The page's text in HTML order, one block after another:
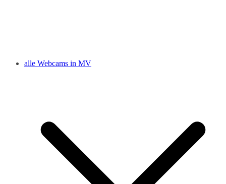
alle Webcams in MV